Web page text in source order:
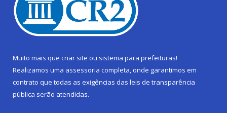
Muito mais que criar site ou sistema para prefeituras!
Realizamos uma assessoria completa, onde garantimos em
contrato que todas as exigências das leis de transparência
pública serão atendidas.